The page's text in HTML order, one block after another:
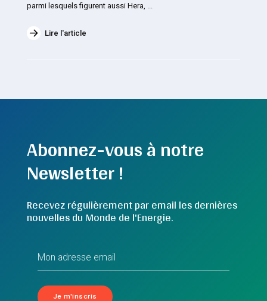
parmi lesquels figurent aussi Hera, ...
Lire l'article
Abonnez-vous à notre
Newsletter !
Recevez régulièrement par email les dernières
nouvelles du Monde de l'Energie.